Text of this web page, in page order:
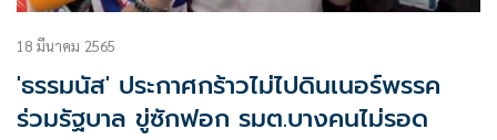
18 มีนาคม 2565
'ธรรมนัส' ประกาศกร้าวไม่ไปดินเนอร์พรรค
ร่วมรัฐบาล ขู่ซักฟอก รมต.บางคนไม่รอด